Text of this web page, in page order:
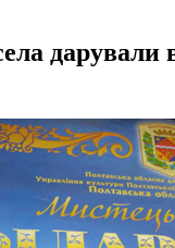
дарували